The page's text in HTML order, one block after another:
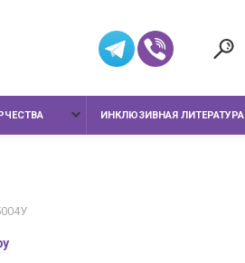
ИНКЛЮЗИВНАЯ ЛИТЕРАТУРА